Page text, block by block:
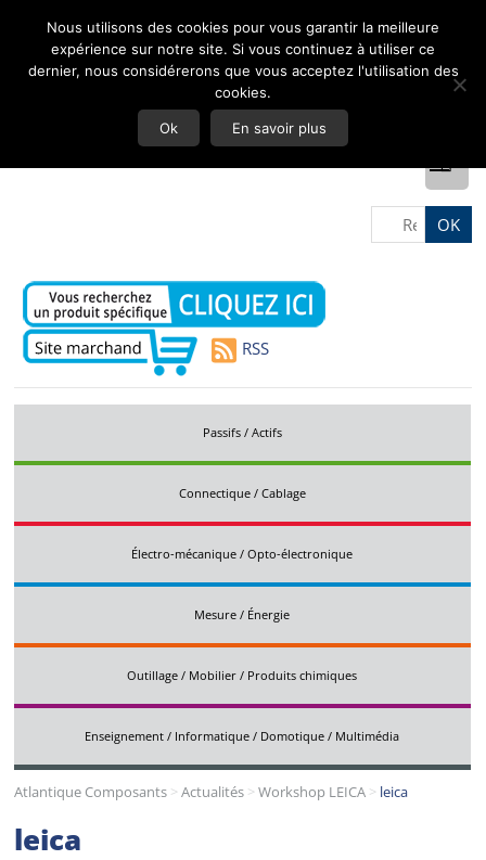
RSS
Passifs / Actifs
Connectique / Cablage
Électro-mécanique / Opto-électronique
Mesure / Énergie
Outillage / Mobilier / Produits chimiques
Enseignement / Informatique / Domotique / Multimédia
Atlantique Composants >Actualités >Workshop LEICA > leica
leica
Nous utilisons des cookies pour vous garantir la meilleure
expérience sur notre site. Si vous continuez à utiliser ce
dernier, nous considérerons que vous acceptez l'utilisation des
cookies.
Ok En savoir plus